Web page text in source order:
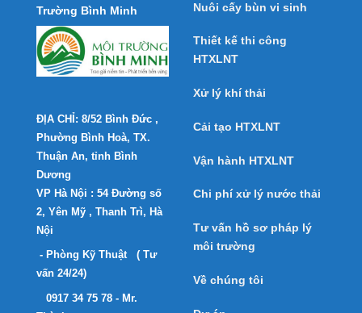
Trường Bình Minh
ĐỊA CHỈ: 8/52 Bình Đức ,
Phường Bình Hoà, TX.
Thuận An, tỉnh Bình
Dương
VP Hà Nội : 54 Đường số
2, Yên Mỹ , Thanh Trì, Hà
Nội
- Phòng Kỹ Thuật ( Tư
vấn 24/24)
0917 34 75 78 - Mr.
Nuôi cấy bùn vi sinh
Thiết kế thi công
HTXLNT
Xử lý khí thải
Cải tạo HTXLNT
Vận hành HTXLNT
Chi phí xử lý nước thải
Tư vấn hồ sơ pháp lý
môi trường
Về chúng tôi